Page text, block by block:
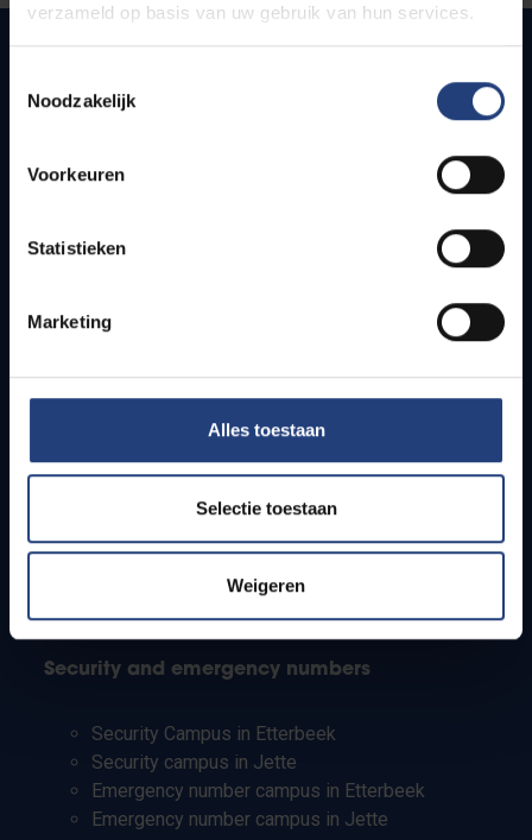
verzameld op basis van uw gebruik van hun services.
Noodzakelijk
Voorkeuren
Statistieken
Marketing
Alles toestaan
Selectie toestaan
Weigeren
Quick links
How to get to the VUB campuses
Students
PhD students
Teachers and secondary schools
Working students
Security and emergency numbers
Security Campus in Etterbeek
Security campus in Jette
Emergency number campus in Etterbeek
Emergency number campus in Jette